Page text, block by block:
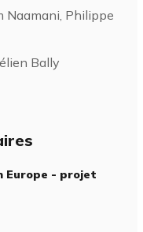
Naamani, Philippe
Bally
Europe - projet